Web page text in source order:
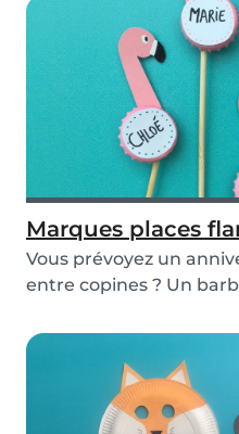
Marques places
Vous prévoyez un
entre copines ? Un